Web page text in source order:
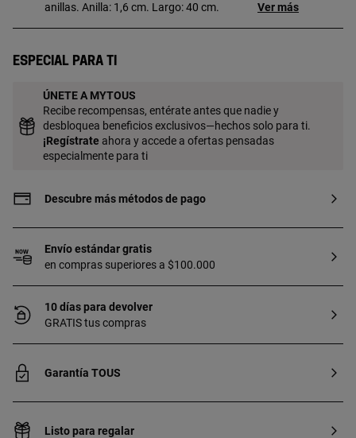
anillas. Anilla: 1,6 cm. Largo: 40 cm.
Ver más
Especial para ti
ÚNETE A MYTOUS
Recibe recompensas, entérate antes que nadie y
desbloquea beneficios exclusivos—hechos solo para ti.
¡Regístrate ahora y accede a ofertas pensadas
especialmente para ti
Descubre más métodos de pago
Envío estándar gratis
en compras superiores a $100.000
10 días para devolver
GRATIS tus compras
Garantía TOUS
Listo para regalar